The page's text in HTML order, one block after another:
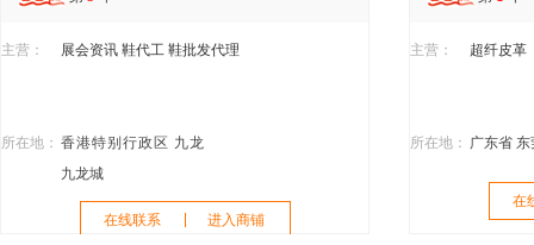
主营： 展会资讯 鞋代工 鞋批发代理
所在地： 香港特别行政区 九龙
九龙城
在线联系 进入商铺
主营： 超纤皮革
所在地： 广东省
在